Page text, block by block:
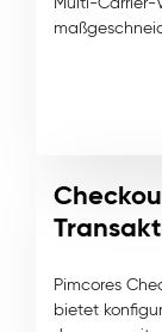
Pimcores
bietet